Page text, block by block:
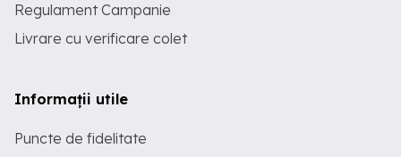
Regulament Campanie
Livrare cu verificare colet
Informații utile
Puncte de fidelitate